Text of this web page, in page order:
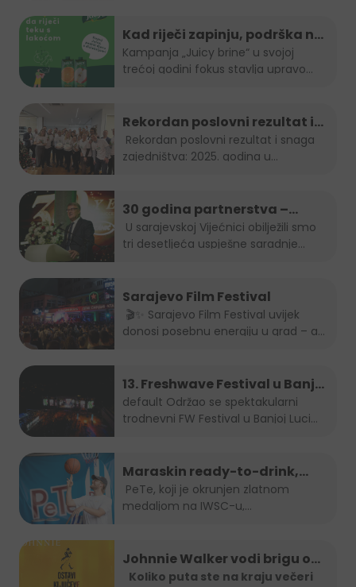
Kad riječi zapinju, podrška ne
smije: "Juicy brine" otvara
temu disleksije
Kampanja „Juicy brine“ u svojoj
trećoj godini fokus stavlja upravo...
Rekordan poslovni rezultat i
snaga zajedništva: 2025.
godina u Boreasu
zajedništva: 2025. godina u...
30 godina partnerstva –
Stanić Grupa & HEINEKEN u BiH
tri desetljeća uspješne saradnje...
Sarajevo Film Festival
donosi posebnu energiju u grad – a
13. Freshwave Festival u Banjoj
Luci
default
trodnevni FW Festival u Banjoj Luci
Maraskin ready-to-drink,
dobro prepoznatljivi PeTe je
na Sarajevo Street Food
medaljom na IWSC-u,
Johnnie Walker vodi brigu o
tebi: Jeftiniji povratak kući
Koliko puta ste na kraju večeri